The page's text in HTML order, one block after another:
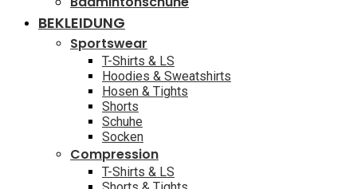
BEKLEIDUNG
Sportswear
T-Shirts & LS
Hoodies & Sweatshirts
Hosen & Tights
Shorts
Schuhe
Socken
Compression
T-Shirts & LS